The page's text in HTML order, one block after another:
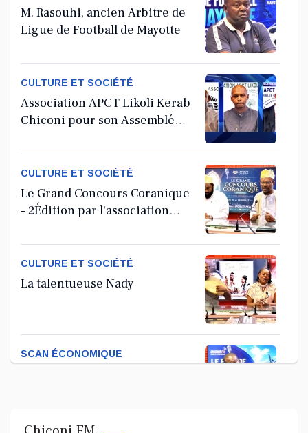
M. Rasouhi, ancien Arbitre de
Ligue de Football de Mayotte
CULTURE ET SOCIÉTÉ
Association APCT Likoli Kerab
Chiconi pour son Assemblée
CULTURE ET SOCIÉTÉ
Le Grand Concours Coranique
– 2Édition par l'association
CULTURE ET SOCIÉTÉ
La talentueuse Nady
SCAN ÉCONOMIQUE